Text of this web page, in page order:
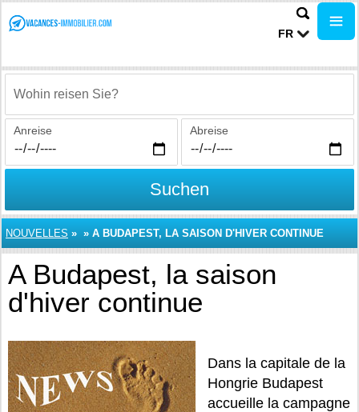
FR
Wohin reisen Sie?
Anreise Abreise
Suchen
NOUVELLES » » A BUDAPEST, LA SAISON D'HIVER CONTINUE
A Budapest, la saison
d'hiver continue
Dans la capitale de la
Hongrie Budapest
accueille la campagne